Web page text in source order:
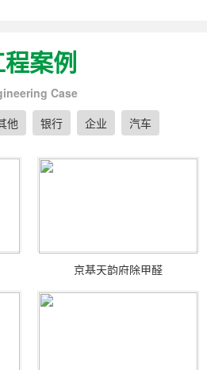
案例
Case
他 银行 企业 汽车
京基天韵府除甲醛